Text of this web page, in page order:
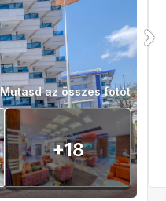
Mutasd az összes fotót
+18